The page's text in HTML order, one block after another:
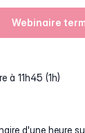
Webinaire
à 11h45 (1h)
d'une heure